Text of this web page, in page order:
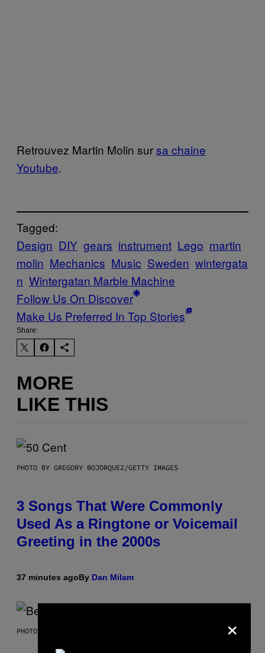
Retrouvez Martin Molin sursa chaine
Youtube.
Tagged:
Design DIY gears instrument Lego martin
molin Mechanics Music Sweden wintergata
n Wintergatan Marble Machine
Follow Us On Discover
Make Us Preferred In Top Stories
Share:
MORE
LIKE THIS
PHOTO BY GREGORY BOJORQUEZ/GETTY IMAGES
3 Songs That Were Commonly
Used As a Ringtone or Voicemail
Greeting in the 2000s
37 minutes agoBy Dan Milam
PHOTO BY KEVIN WINTER/GETTY IMAGES FOR RADIO DISNEY ×